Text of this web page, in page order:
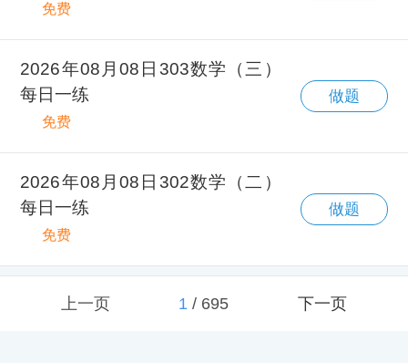
免费
2026年08月08日303数学（三）
每日一练
免费
做题
2026年08月08日302数学（二）
每日一练
免费
做题
上一页 1/ 695 下一页